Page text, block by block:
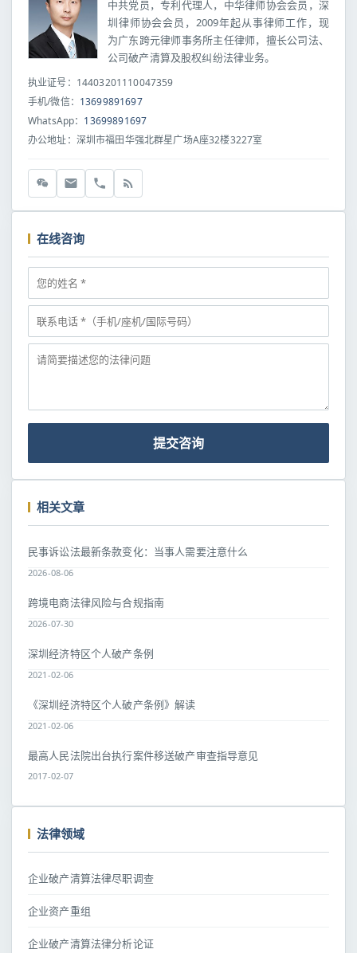
中共党员，专利代理人，中华律师协会会员，深
圳律师协会会员，2009年起从事律师工作，现
为广东跨元律师事务所主任律师，擅长公司法、
公司破产清算及股权纠纷法律业务。
执业证号：14403201110047359
手机/微信： 13699891697
WhatsApp： 13699891697
办公地址：深圳市福田华强北群星广场A座32楼3227室
在线咨询
提交咨询
相关文章
民事诉讼法最新条款变化：当事人需要注意什么
2026-08-06
跨境电商法律风险与合规指南
2026-07-30
深圳经济特区个人破产条例
2021-02-06
《深圳经济特区个人破产条例》解读
2021-02-06
最高人民法院出台执行案件移送破产审查指导意见
2017-02-07
法律领域
企业破产清算法律尽职调查
企业资产重组
企业破产清算法律分析论证